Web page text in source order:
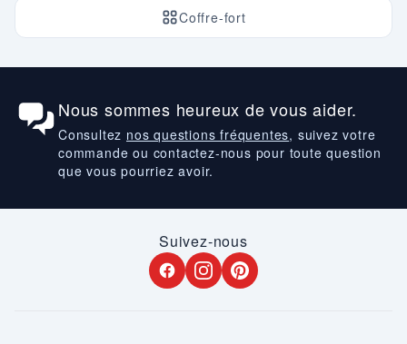
Coffre-fort
Nous sommes heureux de vous aider.
Consultez nos questions fréquentes, suivez votre
commande ou contactez-nous pour toute question
que vous pourriez avoir.
Suivez-nous